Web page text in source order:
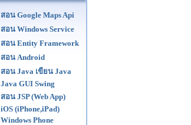
สอน Google Maps Api
สอน Windows Service
สอน Entity Framework
สอน Android
สอน Java เขียน Java
Java GUI Swing
สอน JSP (Web App)
iOS (iPhone,iPad)
Windows Phone